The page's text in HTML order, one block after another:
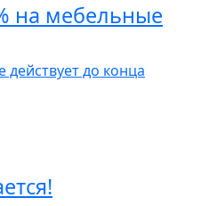
на мебельные
до конца